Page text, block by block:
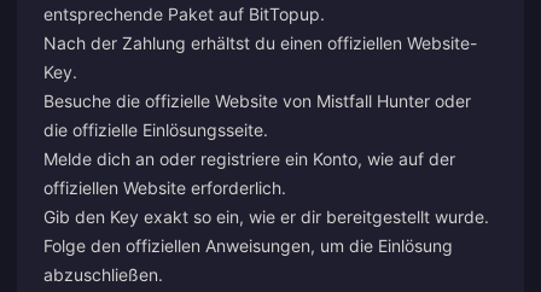
entsprechende Paket auf BitTopup.
Nach der Zahlung erhältst du einen offiziellen Website-
Key.
Besuche die offizielle Website von Mistfall Hunter oder
die offizielle Einlösungsseite.
Melde dich an oder registriere ein Konto, wie auf der
offiziellen Website erforderlich.
Gib den Key exakt so ein, wie er dir bereitgestellt wurde.
Folge den offiziellen Anweisungen, um die Einlösung
abzuschließen.